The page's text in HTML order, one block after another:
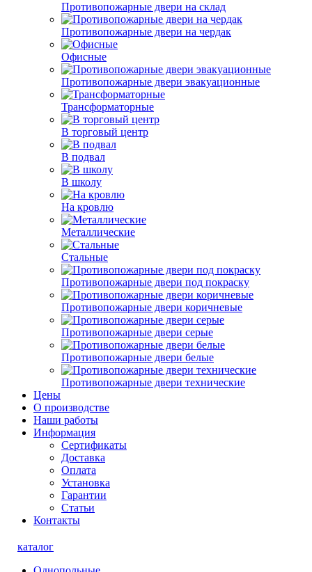
Противопожарные двери на склад
Противопожарные двери на чердак
Офисные
Противопожарные двери эвакуационные
Трансформаторные
В торговый центр
В подвал
В школу
На кровлю
Металлические
Стальные
Противопожарные двери под покраску
Противопожарные двери коричневые
Противопожарные двери серые
Противопожарные двери белые
Противопожарные двери технические
Цены
О производстве
Наши работы
Информация
Сертификаты
Доставка
Оплата
Установка
Гарантии
Статьи
Контакты
каталог